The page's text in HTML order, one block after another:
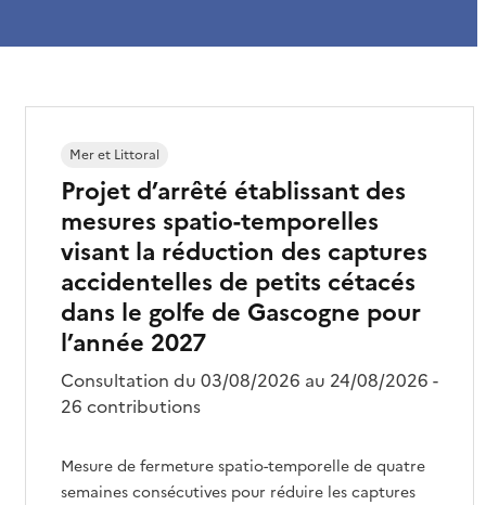
Projet d’arrêté établissant des
mesures spatio-temporelles
visant la réduction des captures
accidentelles de petits cétacés
dans le golfe de Gascogne pour
l’année 2027
Consultation du 03/08/2026 au 24/08/2026 -
26 contributions
Mer et Littoral
Mesure de fermeture spatio-temporelle de quatre
semaines consécutives pour réduire les captures